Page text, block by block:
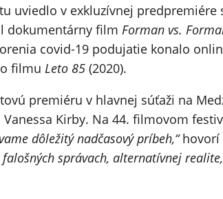
uviedlo v exkluzívnej predpremiére
dokumentárny film Forman vs.
covid-19 podujatie konalo
filmu Leto 85 (2020).
premiéru v hlavnej súťaži na
Kirby. Na 44. filmovom
dôležitý nadčasový príbeh,“hovorí
správach, alternatívnej